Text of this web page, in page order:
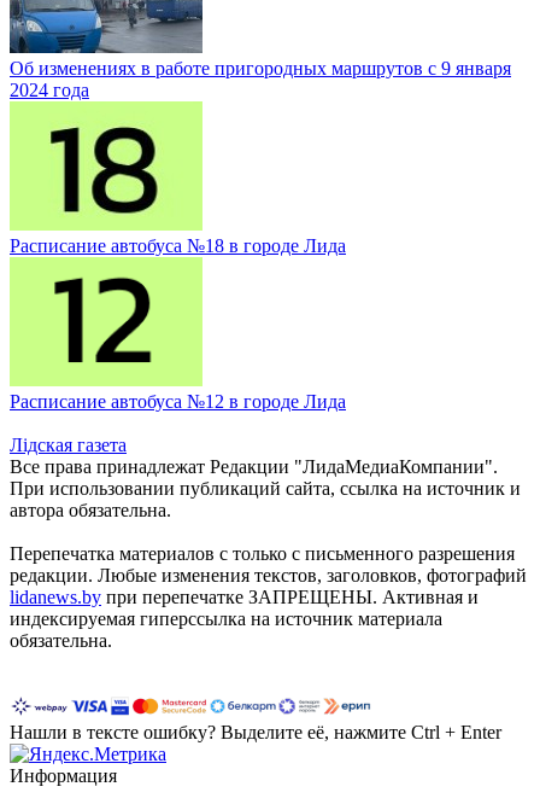
Об изменениях в работе пригородных маршрутов с 9 января
2024 года
Расписание автобуса №18 в городе Лида
Расписание автобуса №12 в городе Лида
Лiдская газета
Все права принадлежат Редакции "ЛидаМедиаКомпании".
При использовании публикаций сайта, ссылка на источник и
автора обязательна.
Перепечатка материалов c только с письменного разрешения
редакции. Любые изменения текстов, заголовков, фотографий
lidanews.by при перепечатке ЗАПРЕЩЕНЫ. Активная и
индексируемая гиперссылка на источник материала
обязательна.
Нашли в тексте ошибку? Выделите её, нажмите Ctrl + Enter
Информация